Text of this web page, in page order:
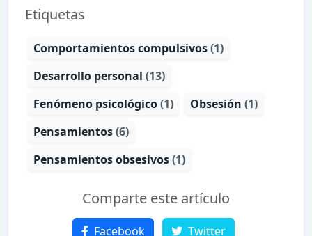
Etiquetas
Comportamientos compulsivos(1)
Desarrollo personal (13)
Fenómeno psicológico(1) Obsesión (1)
Pensamientos(6)
Pensamientos obsesivos(1)
Comparte este artículo
Facebook Twitter